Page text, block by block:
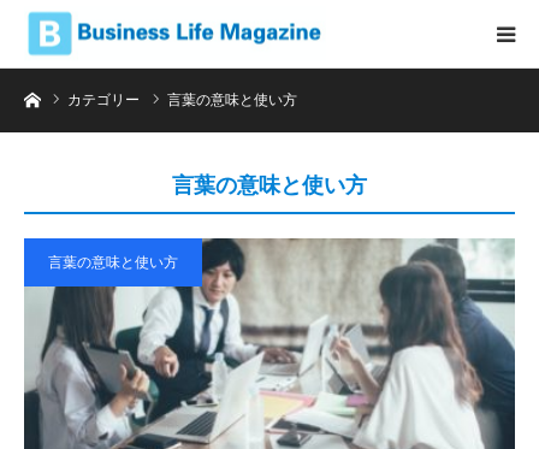
ホームカテゴリー 言葉の意味と使い方
言葉の意味と使い方
言葉の意味と使い方